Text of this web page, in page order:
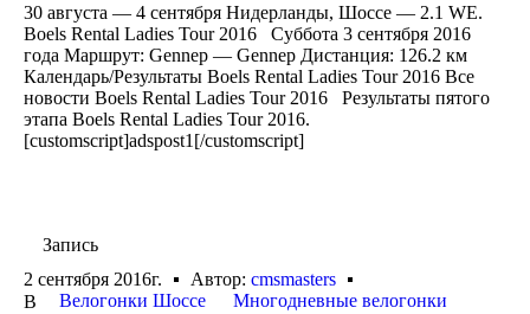
30 августа — 4 сентября Нидерланды, Шоссе — 2.1 WE.
Boels Rental Ladies Tour 2016 Суббота 3 сентября 2016
года Маршрут: Gennep — Gennep Дистанция: 126.2 км
Календарь/Результаты Boels Rental Ladies Tour 2016 Все
новости Boels Rental Ladies Tour 2016 Результаты пятого
этапа Boels Rental Ladies Tour 2016.
[customscript]adspost1[/customscript]
Запись
2 сентября 2016г.
Автор: cmsmasters
В
Велогонки Шоссе
Многодневные велогонки